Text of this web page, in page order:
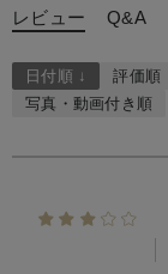
レビュー Q&A
日付順 ↓ 評価順
写真・動画付き順